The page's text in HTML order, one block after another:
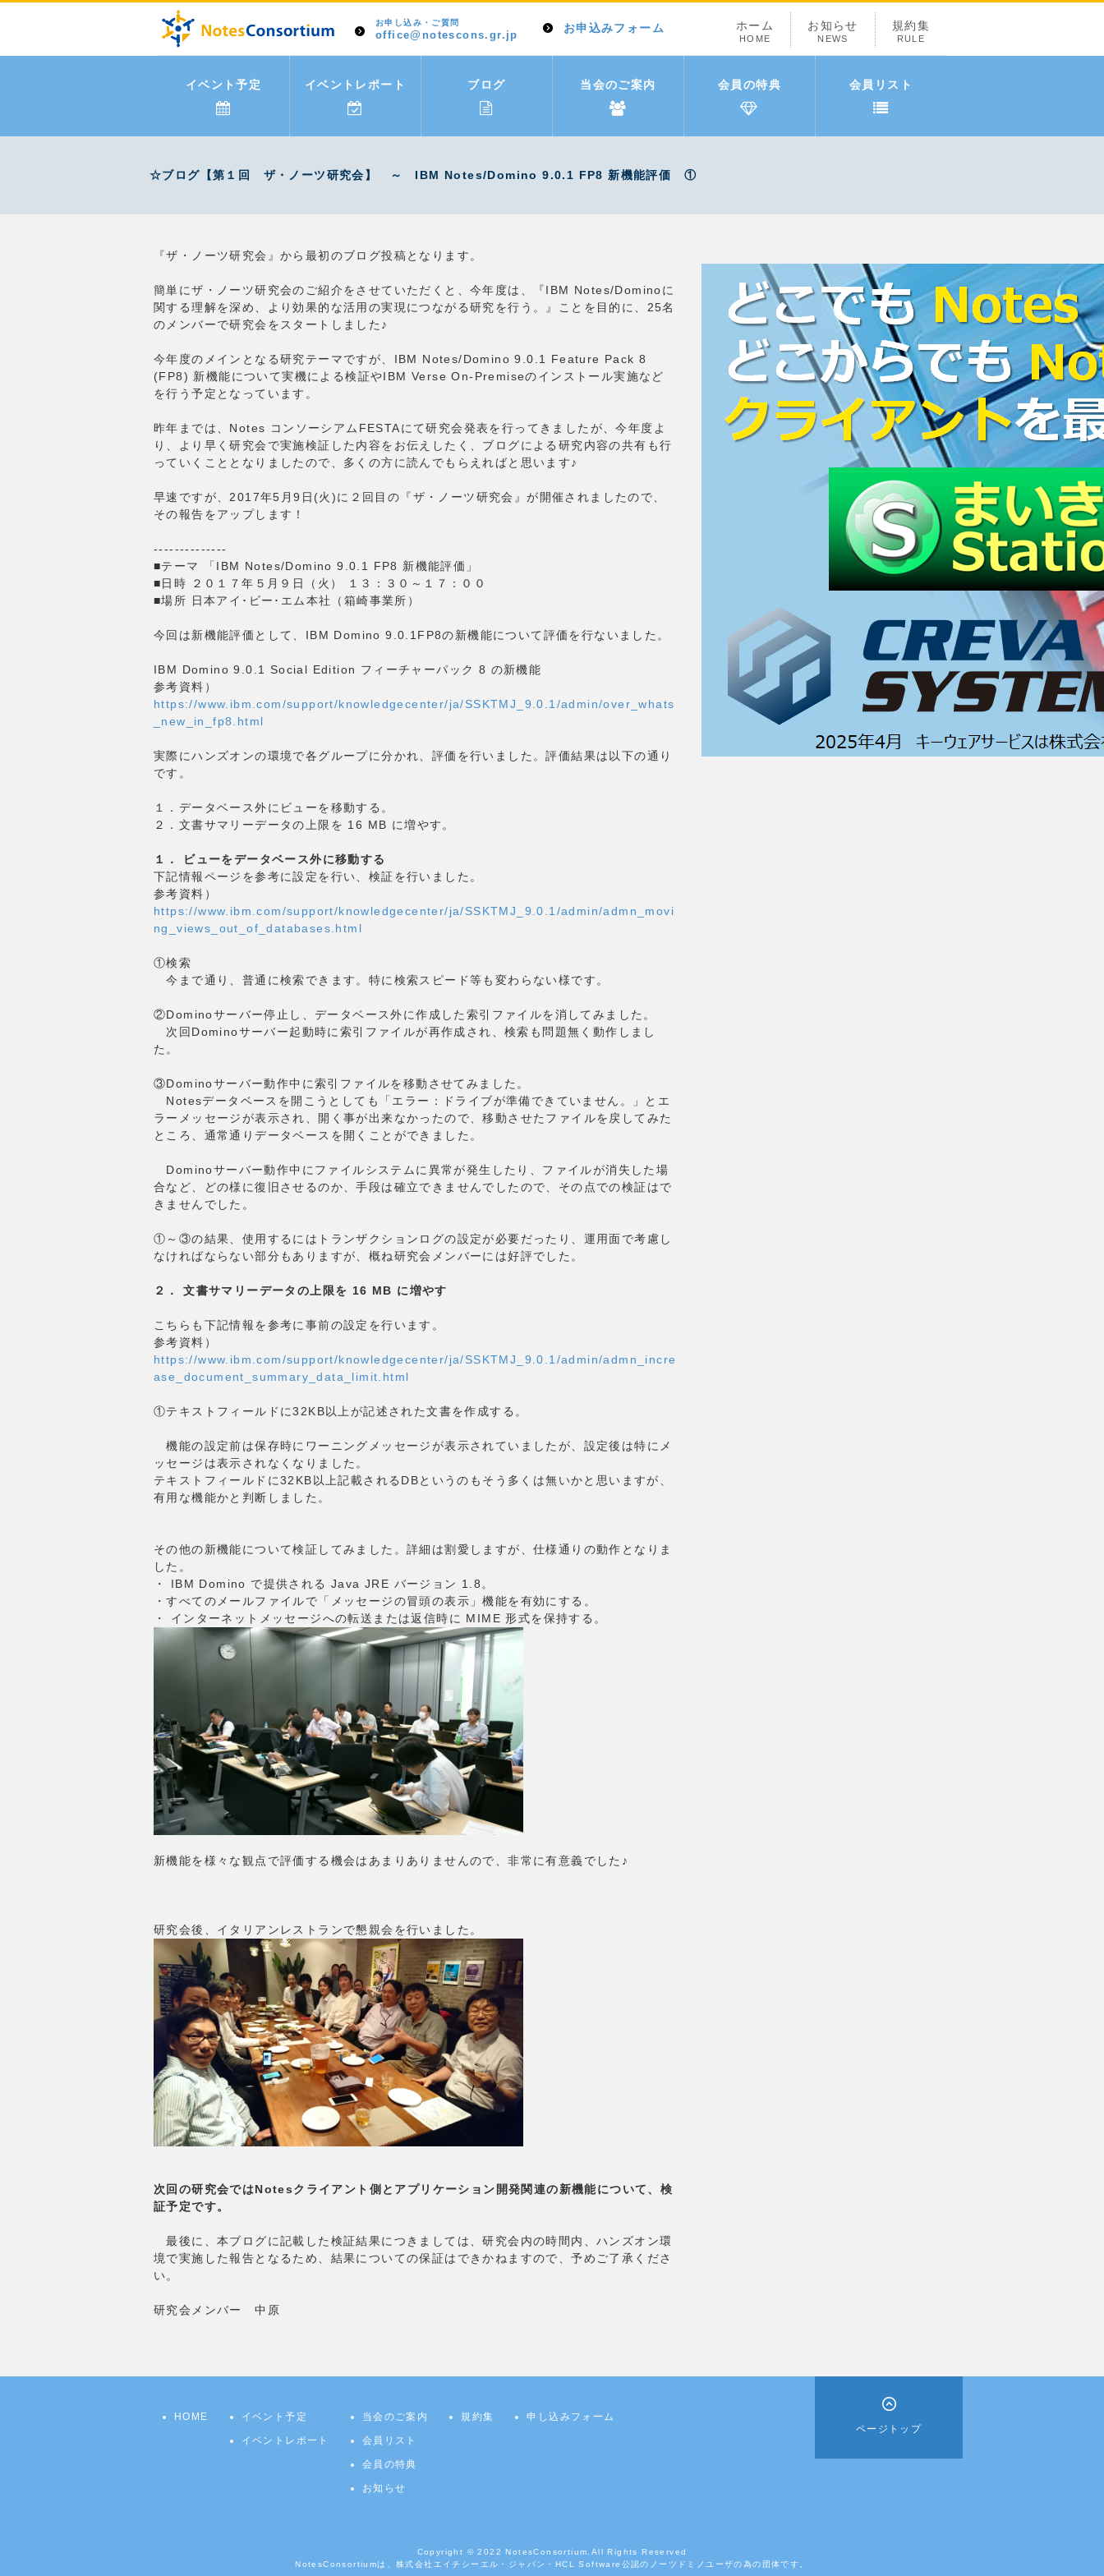
お申し込み・ご質問
office@notescons.gr.jp
お申込みフォーム ホーム
HOME
お知らせ
NEWS
規約集
RULE
イベント予定 イベントレポート ブログ 当会のご案内 会員の特典 会員リスト
☆ブログ【第１回 ザ・ノーツ研究会】 ～ IBM Notes/Domino 9.0.1 FP8 新機能評価 ①
『ザ・ノーツ研究会』から最初のブログ投稿となります。
簡単にザ・ノーツ研究会のご紹介をさせていただくと、今年度は、『IBM Notes/Dominoに
関する理解を深め、より効果的な活用の実現につながる研究を行う。』ことを目的に、25名
のメンバーで研究会をスタートしました♪
今年度のメインとなる研究テーマですが、IBM Notes/Domino 9.0.1 Feature Pack 8
(FP8) 新機能について実機による検証やIBM Verse On-Premiseのインストール実施など
を行う予定となっています。
昨年までは、Notes コンソーシアムFESTAにて研究会発表を行ってきましたが、今年度よ
り、より早く研究会で実施検証した内容をお伝えしたく、ブログによる研究内容の共有も行
っていくこととなりましたので、多くの方に読んでもらえればと思います♪
早速ですが、2017年5月9日(火)に２回目の『ザ・ノーツ研究会』が開催されましたので、
その報告をアップします！
--------------
■テーマ 「IBM Notes/Domino 9.0.1 FP8 新機能評価」
■日時 ２０１７年５月９日（火） １３：３０～１７：００
■場所 日本アイ･ビー･エム本社（箱崎事業所）
今回は新機能評価として、IBM Domino 9.0.1FP8の新機能について評価を行ないました。
IBM Domino 9.0.1 Social Edition フィーチャーパック 8 の新機能
参考資料）
https://www.ibm.com/support/knowledgecenter/ja/SSKTMJ_9.0.1/admin/over_whats
_new_in_fp8.html
実際にハンズオンの環境で各グループに分かれ、評価を行いました。評価結果は以下の通り
です。
１．データベース外にビューを移動する。
２．文書サマリーデータの上限を 16 MB に増やす。
１． ビューをデータベース外に移動する
下記情報ページを参考に設定を行い、検証を行いました。
参考資料）
https://www.ibm.com/support/knowledgecenter/ja/SSKTMJ_9.0.1/admin/admn_movi
ng_views_out_of_databases.html
①検索
今まで通り、普通に検索できます。特に検索スピード等も変わらない様です。
②Dominoサーバー停止し、データベース外に作成した索引ファイルを消してみました。
次回Dominoサーバー起動時に索引ファイルが再作成され、検索も問題無く動作しまし
た。
③Dominoサーバー動作中に索引ファイルを移動させてみました。
Notesデータベースを開こうとしても「エラー：ドライブが準備できていません。」とエ
ラーメッセージが表示され、開く事が出来なかったので、移動させたファイルを戻してみた
ところ、通常通りデータベースを開くことができました。
Dominoサーバー動作中にファイルシステムに異常が発生したり、ファイルが消失した場
合など、どの様に復旧させるのか、手段は確立できませんでしたので、その点での検証はで
きませんでした。
①～③の結果、使用するにはトランザクションログの設定が必要だったり、運用面で考慮し
なければならない部分もありますが、概ね研究会メンバーには好評でした。
２． 文書サマリーデータの上限を 16 MB に増やす
こちらも下記情報を参考に事前の設定を行います。
参考資料）
https://www.ibm.com/support/knowledgecenter/ja/SSKTMJ_9.0.1/admin/admn_incre
ase_document_summary_data_limit.html
①テキストフィールドに32KB以上が記述された文書を作成する。
機能の設定前は保存時にワーニングメッセージが表示されていましたが、設定後は特にメ
ッセージは表示されなくなりました。
テキストフィールドに32KB以上記載されるDBというのもそう多くは無いかと思いますが、
有用な機能かと判断しました。
その他の新機能について検証してみました。詳細は割愛しますが、仕様通りの動作となりま
した。
・ IBM Domino で提供される Java JRE バージョン 1.8。
・すべてのメールファイルで「メッセージの冒頭の表示」機能を有効にする。
・ インターネットメッセージへの転送または返信時に MIME 形式を保持する。
新機能を様々な観点で評価する機会はあまりありませんので、非常に有意義でした♪
研究会後、イタリアンレストランで懇親会を行いました。
次回の研究会ではNotesクライアント側とアプリケーション開発関連の新機能について、検
証予定です。
最後に、本ブログに記載した検証結果につきましては、研究会内の時間内、ハンズオン環
境で実施した報告となるため、結果についての保証はできかねますので、予めご了承くださ
い。
研究会メンバー 中原
HOME イベント予定
イベントレポート
当会のご案内
会員リスト
会員の特典
お知らせ
規約集
申し込みフォーム
ページトップ
Copyright © 2022NotesConsortium. All Rights Reserved
NotesConsortiumは、株式会社エイチシーエル・ジャパン・HCL Software公認のノーツドミノユーザの為の団体です。